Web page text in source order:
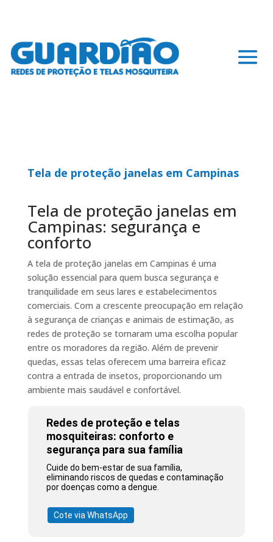
Tela de proteção janelas em Campinas
Tela de proteção janelas em
Campinas: segurança e
conforto
A tela de proteção janelas em Campinas é uma
solução essencial para quem busca segurança e
tranquilidade em seus lares e estabelecimentos
comerciais. Com a crescente preocupação em relação
à segurança de crianças e animais de estimação, as
redes de proteção se tornaram uma escolha popular
entre os moradores da região. Além de prevenir
quedas, essas telas oferecem uma barreira eficaz
contra a entrada de insetos, proporcionando um
ambiente mais saudável e confortável.
Redes de proteção e telas
mosquiteiras: conforto e
segurança para sua família
Cuide do bem-estar de sua família,
eliminando riscos de quedas e contaminação
por doenças como a dengue.
Cote via WhatsApp